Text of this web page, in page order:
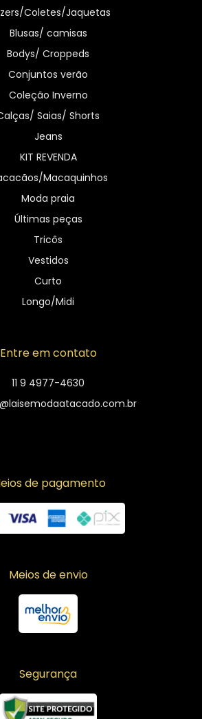
Coletes/Jaquetas
Blusas/ camisas
Bodys/ Croppeds
Conjuntos verão
Coleção Inverno
Saias/ Shorts
Jeans
KIT REVENDA
Macaquinhos
Moda praia
Últimas peças
Tricôs
Vestidos
Curto
Longo/Midi
Entre em contato
11 9 4977-4630
de pagamento
Meios de envio
Segurança